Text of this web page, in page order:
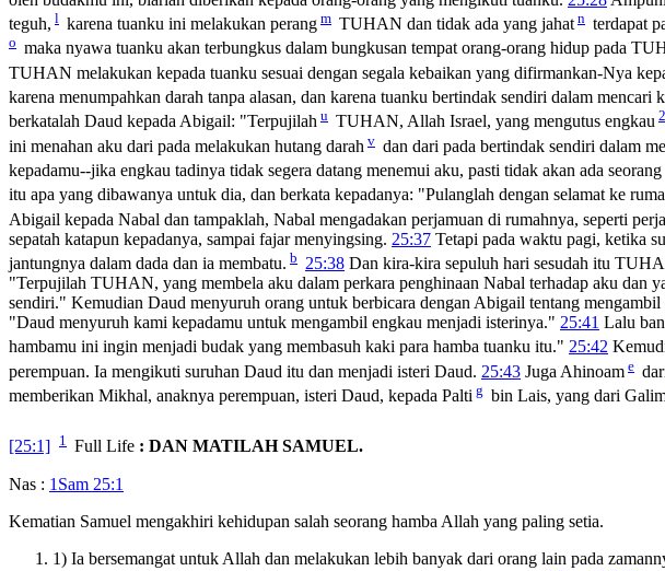
teguh, l karena tuanku ini melakukan perang m TUHAN dan tidak ada yang jahat n terdapat
o maka nyawa tuanku akan terbungkus dalam bungkusan tempat orang-orang hidup pada
TUHAN melakukan kepada tuanku sesuai dengan segala kebaikan yang difirmankan-Nya
karena menumpahkan darah tanpa alasan, dan karena tuanku bertindak sendiri dalam
berkatalah Daud kepada Abigail: "Terpujilah u TUHAN, Allah Israel, yang mengutus engkau 2
ini menahan aku dari pada melakukan hutang darah v dan dari pada bertindak sendiri dalam
kepadamu--jika engkau tadinya tidak segera datang menemui aku, pasti tidak akan ada
itu apa yang dibawanya untuk dia, dan berkata kepadanya: "Pulanglah dengan selamat ke
Abigail kepada Nabal dan tampaklah, Nabal mengadakan perjamuan di rumahnya, seperti
sepatah katapun kepadanya, sampai fajar menyingsing. 25:37 Tetapi pada waktu pagi, ketika
jantungnya dalam dada dan ia membatu. b 25:38 Dan kira-kira sepuluh hari sesudah itu
"Terpujilah TUHAN, yang membela aku dalam perkara penghinaan Nabal terhadap aku dan
sendiri." Kemudian Daud menyuruh orang untuk berbicara dengan Abigail tentang
"Daud menyuruh kami kepadamu untuk mengambil engkau menjadi isterinya." 25:41 Lalu
hambamu ini ingin menjadi budak yang membasuh kaki para hamba tuanku itu." 25:42
perempuan. Ia mengikuti suruhan Daud itu dan menjadi isteri Daud. 25:43 Juga Ahinoam e
memberikan Mikhal, anaknya perempuan, isteri Daud, kepada Palti g bin Lais, yang dari
[25:1] 1 Full Life : DAN MATILAH SAMUEL.
Nas : 1Sam 25:1
Kematian Samuel mengakhiri kehidupan salah seorang hamba Allah yang paling setia.
1) Ia bersemangat untuk Allah dan melakukan lebih banyak dari orang lain pada